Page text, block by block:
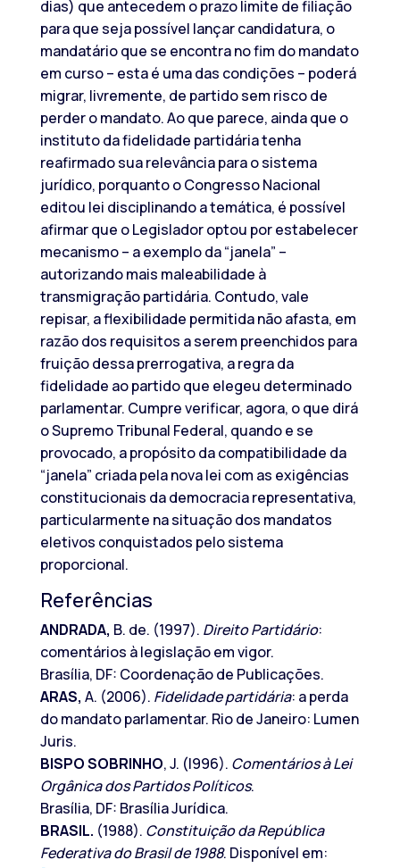
dias) que antecedem o prazo limite de filiação
para que seja possível lançar candidatura, o
mandatário que se encontra no fim do mandato
em curso – esta é uma das condições – poderá
migrar, livremente, de partido sem risco de
perder o mandato. Ao que parece, ainda que o
instituto da fidelidade partidária tenha
reafirmado sua relevância para o sistema
jurídico, porquanto o Congresso Nacional
editou lei disciplinando a temática, é possível
afirmar que o Legislador optou por estabelecer
mecanismo – a exemplo da “janela” –
autorizando mais maleabilidade à
transmigração partidária. Contudo, vale
repisar, a flexibilidade permitida não afasta, em
razão dos requisitos a serem preenchidos para
fruição dessa prerrogativa, a regra da
fidelidade ao partido que elegeu determinado
parlamentar. Cumpre verificar, agora, o que dirá
o Supremo Tribunal Federal, quando e se
provocado, a propósito da compatibilidade da
“janela” criada pela nova lei com as exigências
constitucionais da democracia representativa,
particularmente na situação dos mandatos
eletivos conquistados pelo sistema
proporcional.
Referências
ANDRADA, B. de. (1997). Direito Partidário:
comentários à legislação em vigor.
Brasília, DF: Coordenação de Publicações.
ARAS, A. (2006). Fidelidade partidária: a perda
do mandato parlamentar. Rio de Janeiro: Lumen
Juris.
BISPO SOBRINHO, J. (l996). Comentários à Lei
Orgânica dos Partidos Políticos.
Brasília, DF: Brasília Jurídica.
BRASIL. (1988). Constituição da República
Federativa do Brasil de 1988. Disponível em: